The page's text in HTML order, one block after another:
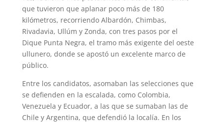
que tuvieron que aplanar poco más de 180
kilómetros, recorriendo Albardón, Chimbas,
Rivadavia, Ullúm y Zonda, con tres pasos por el
Dique Punta Negra, el tramo más exigente del oeste
ullunero, donde se apostó un excelente marco de
público.
Entre los candidatos, asomaban las selecciones que
se defienden en la escalada, como Colombia,
Venezuela y Ecuador, a las que se sumaban las de
Chile y Argentina, que defendió la localía. En los